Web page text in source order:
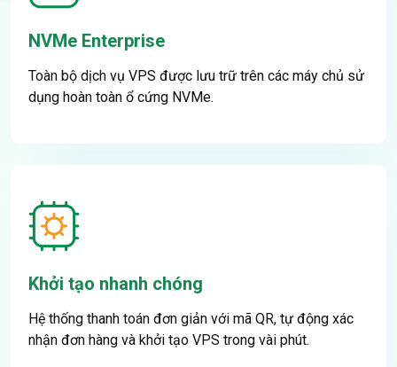
NVMe Enterprise
Toàn bộ dịch vụ VPS được lưu trữ trên các máy chủ sử
dụng hoàn toàn ổ cứng NVMe.
Khởi tạo nhanh chóng
Hệ thống thanh toán đơn giản với mã QR, tự động xác
nhận đơn hàng và khởi tạo VPS trong vài phút.